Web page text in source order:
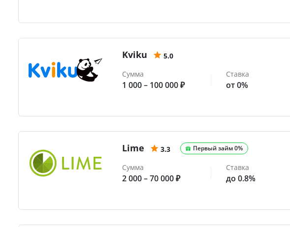
Kviku
5.0
Сумма
1 000 – 100 000 ₽
Ставка
от 0%
Lime 3.3 Первый займ 0%
Сумма
2 000 – 70 000 ₽
Ставка
до 0.8%